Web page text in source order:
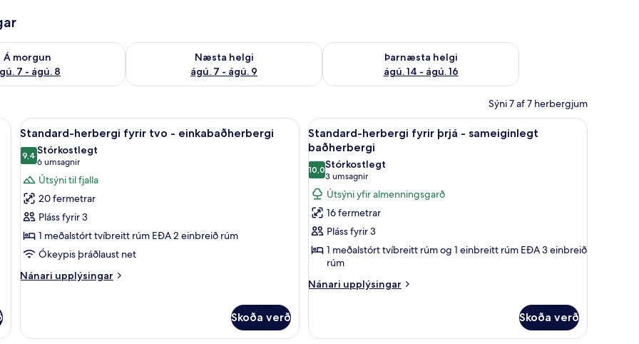
Á morgun
7 - ágú. 8
á morgun ágú. 7 - ágú. 8
Næsta helgi
ágú. 7 - ágú. 9
Athuga framboð næstu helgi ágú. 7 - ágú. 9
Þarnæsta helgi
ágú. 14 - ágú. 16
Athuga framboð þarnæstu helgi ágú. 14 - ágú. 16
Sýni 7 af 7 herbergjum
baðherbergi | Skrifborð, myrkratjöld/-gardínur, straujárn/strauborð
Skoða
allar
myndir
fyrir
Standard-
herbergi
fyrir
tvo
-
einkabaðherbergi
Standard-herbergi fyrir tvo - einkabaðherbergi | Skrifborð, myrkratjöld/-gardínur, straujárn/strauborð
6
Standard-herbergi fyrir tvo - einkabaðherbergi
9,49,4 af 10
Stórkostlegt
6 umsagnir
(6
umsagnir)
Útsýni til fjalla
20 fermetrar
Pláss fyrir 3
1 meðalstórt tvíbreitt rúm EÐA 2 einbreið rúm
Ókeypis þráðlaust net
Nánari upplýsingar
Nánari
fyrir
Skoða verð
Skoða
allar
myndir
fyrir
Standard-
herbergi
fyrir
þrjá
-
baðherbergi
Standard-herbergi fyrir þrjá - sameiginlegt
5
Standard-herbergi fyrir þrjá - sameiginlegt
baðherbergi
10,010,0 af 10
Stórkostlegt
3 umsagnir
(3
umsagnir)
Útsýni yfir almenningsgarð
16 fermetrar
Pláss fyrir 3
1 meðalstórt tvíbreitt rúm og 1 einbreitt rúm EÐA 3 einbreið
rúm
Nánari upplýsingar
Nánari
herbergi
Skoða verð